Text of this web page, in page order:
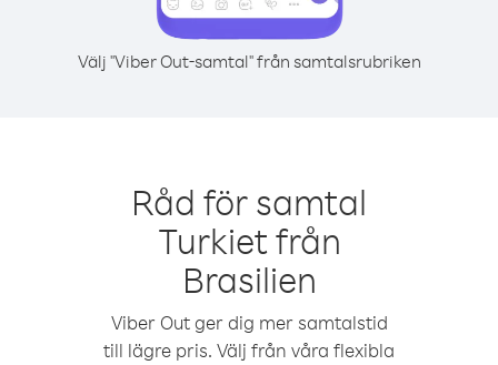
Välj "Viber Out-samtal" från samtalsrubriken
Råd för samtal
Turkiet från
Brasilien
Viber Out ger dig mer samtalstid
till lägre pris. Välj från våra flexibla